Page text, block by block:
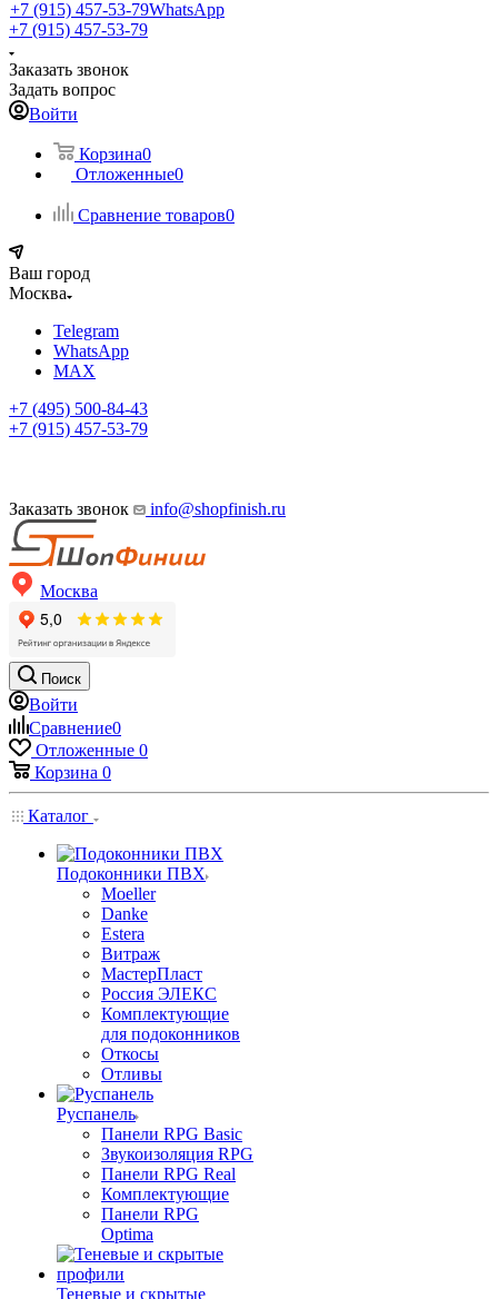
+7 (915) 457-53-79WhatsApp
+7 (915) 457-53-79
Заказать звонок
Задать вопрос
Войти
Корзина0
Отложенные0
Сравнение товаров0
Ваш город
Москва
Telegram
WhatsApp
MAX
+7 (495) 500-84-43
+7 (915) 457-53-79
Заказать звонок info@shopfinish.ru
Москва
Поиск
Войти
Сравнение0
Отложенные 0
Корзина 0
Каталог
Подоконники ПВХ
Moeller
Danke
Estera
Витраж
МастерПласт
Россия ЭЛЕКС
Комплектующие
для подоконников
Откосы
Отливы
Руспанель
Панели RPG Basic
Звукоизоляция RPG
Панели RPG Real
Комплектующие
Панели RPG
Optima
Теневые и скрытые